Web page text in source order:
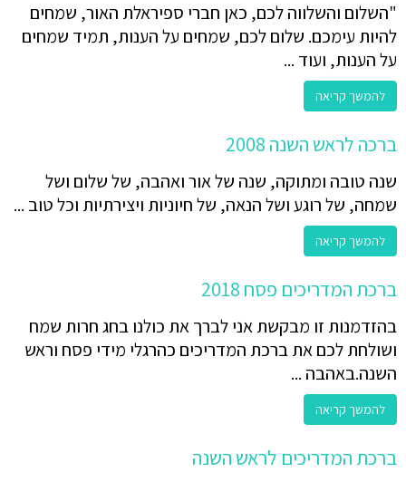
"השלום והשלווה לכם, כאן חברי ספיראלת האור, שמחים
להיות עימכם. שלום לכם, שמחים על הענות, תמיד שמחים
על הענות, ועוד ...
להמשך קריאה
ברכה לראש השנה 2008
שנה טובה ומתוקה, שנה של אור ואהבה, של שלום ושל
שמחה, של רוגע ושל הנאה, של חיוניות ויצירתיות וכל טוב ...
להמשך קריאה
ברכת המדריכים פסח 2018
בהזדמנות זו מבקשת אני לברך את כולנו בחג חרות שמח
ושולחת לכם את ברכת המדריכים כהרגלי מידי פסח וראש
השנה.באהבה ...
להמשך קריאה
ברכת המדריכים לראש השנה